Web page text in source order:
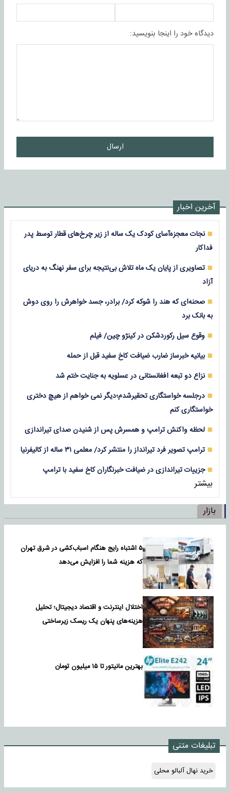
دیدگاه خود را اینجا بنویسید:
ارسال
آخرین اخبار
نجات معجزه‌آسای کودک یک ساله از زیر چرخ‌های قطار توسط پدر
فداکار
تصاویری از پایان یک ماه تلاش بی‌نتیجه برای سفر نهنگ به دریای
آزاد
صحنه‌ای که هند را شوکه کرد/ برادر، جسد خواهرش را روی دوش
به بانک برد
وقوع سیل رکوردشکن در کینژو چین/ فیلم
بیانیه خبرساز ضارب ضیافت کاخ سفید قبل از حمله
نزاع دو تبعه افغانستانی در عسلویه به جنایت ختم شد
درجلسه خواستگاری تحقیرشدم؛دیگر نمی خواهم از هیچ دختری
خواستگاری کنم
لحظه واکنش ترامپ و همسرش پس از شنیدن صدای تیراندازی
ترامپ تصویر فرد تیرانداز را منتشر کرد/ معلمی ۳۱ ساله از کالیفرنیا
جزییات تیراندازی در ضیافت خبرنگاران کاخ سفید با ترامپ
بیشتر
بازار
۵ اشتباه رایج هنگام اسباب‌کشی در شرق تهران
که هزینه شما را افزایش می‌دهد
اختلال اینترنت و اقتصاد دیجیتال؛ تحلیل
هزینه‌های پنهان یک ریسک زیرساختی
بهترین مانیتور تا ۱۵ میلیون تومان
تبلیغات متنی
خرید نهال آلبالو محلی